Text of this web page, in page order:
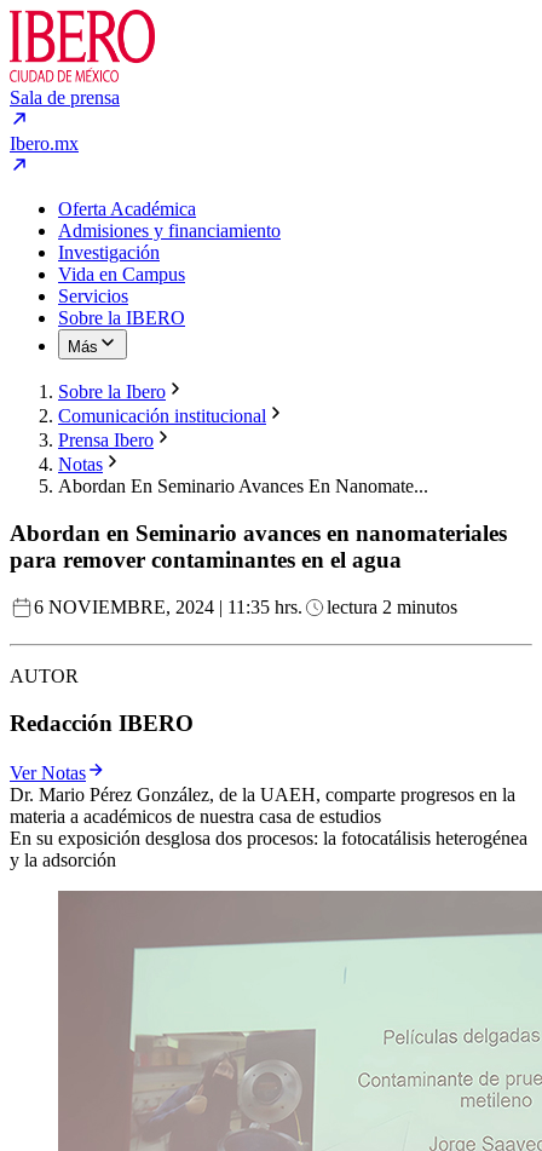
Sala de prensa
Ibero.mx
Oferta Académica
Admisiones y financiamiento
Investigación
Vida en Campus
Servicios
Sobre la IBERO
Más
Sobre la Ibero
Comunicación institucional
Prensa Ibero
Notas
Abordan En Seminario Avances En Nanomate...
Abordan en Seminario avances en nanomateriales
para remover contaminantes en el agua
6 NOVIEMBRE, 2024 | 11:35 hrs. lectura 2 minutos
AUTOR
Redacción IBERO
Ver Notas
Dr. Mario Pérez González, de la UAEH, comparte progresos en la
materia a académicos de nuestra casa de estudios
En su exposición desglosa dos procesos: la fotocatálisis heterogénea
y la adsorción